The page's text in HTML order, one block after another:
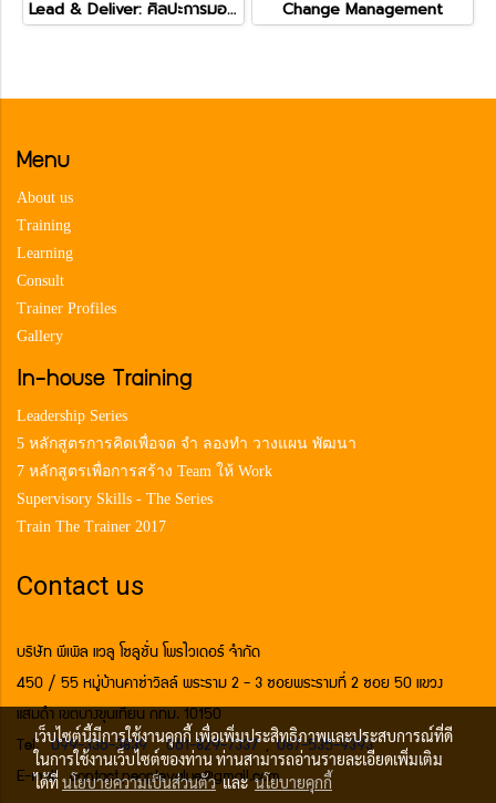
Lead & Deliver: ศิลปะการมอบหมายและติดตามอย่างทรงพลัง Change Management
Menu
About us
Training
Learning
Consult
Trainer Profiles
Gallery
In-house Training
Leadership Series
5 หลักสูตรการคิดเพื่อจด จำ ลองทำ วางแผน พัฒนา
7 หลักสูตรเพื่อการสร้าง Team ให้ Work
Supervisory Skills - The Series
Train The Trainer 2017
Contact us
บริษัท พีเพิล แวลู โซลูชั่น โพรไวเดอร์ จำกัด
450 / 55 หมู่บ้านคาซ่าวิลล์ พระราม 2 - 3 ซอยพระรามที่ 2 ซอย 50 แขวง
แสมดำ เขตบางขุนเทียน กทม. 10150
Tel.099-336-3839 ,061-829-7337,087-535-9393
E-mail contact.peoplevalue@gmail.com
เว็บไซต์นี้มีการใช้งานคุกกี้ เพื่อเพิ่มประสิทธิภาพและประสบการณ์ที่ดี
ในการใช้งานเว็บไซต์ของท่าน ท่านสามารถอ่านรายละเอียดเพิ่มเติม
ได้ที่นโยบายความเป็นส่วนตัวและนโยบายคุกกี้